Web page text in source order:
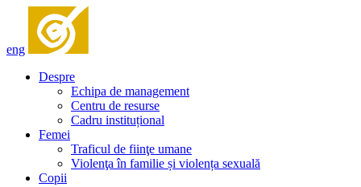
eng
Despre
Echipa de management
Centru de resurse
Cadru instituțional
Femei
Traficul de fiinţe umane
Violenţa în familie și violența sexuală
Copii